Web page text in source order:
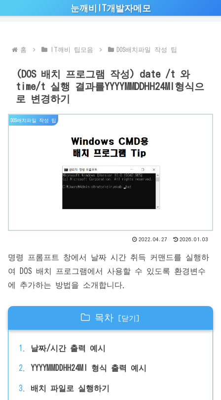
눈깨비IT개발자메모
홈 IT깨비 팁모음 DOS배치파일 작성 팁
(DOS 배치 프로그램 작성) date /t 와
time/t 실행 결과를YYYYMMDDHH24MI형식으
로 변경하기
DOS배치파일 작성 팁
2022.04.27 2026.01.03
명령 프롬프트 창에서 날짜 시간 취득 커맨드를 실행하
여 DOS 배치 프로그램에서 사용할 수 있도록 환경변수
에 추가하는 방법을 소개합니다.
목차
날짜/시간 출력 예시
YYYYMMDDHH24MI 형식 출력 예시
배치 파일로 실행하기